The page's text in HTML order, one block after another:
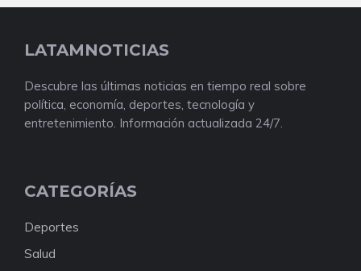
LATAMNOTICIAS
Descubre las últimas noticias en tiempo real sobre
política, economía, deportes, tecnología y
entretenimiento. Información actualizada 24/7.
CATEGORÍAS
Deportes
Salud